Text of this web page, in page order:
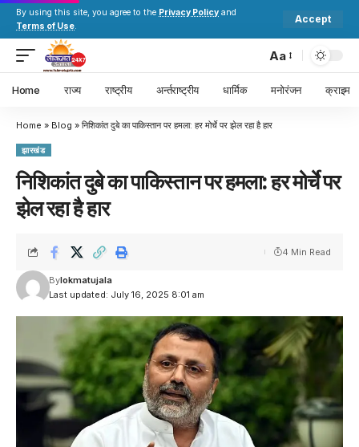
By using this site, you agree to the Privacy Policy and
Terms of Use.
Accept
Aa
Home राज्य राष्ट्रीय अर्न्तराष्ट्रीय धार्मिक मनोरंजन क्राइम
Home » Blog » निशिकांत दुबे का पाकिस्तान पर हमला: हर मोर्चे पर झेल रहा है हार
झारखंड
निशिकांत दुबे का पाकिस्तान पर हमला: हर मोर्चे पर
झेल रहा है हार
Last updated: July 16, 2025 8:01 am
Bylokmatujala
4 Min Read